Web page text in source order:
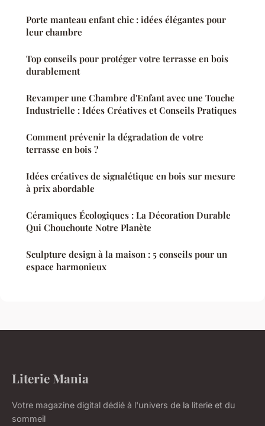
Porte manteau enfant chic : idées élégantes pour
leur chambre
Top conseils pour protéger votre terrasse en bois
durablement
Revamper une Chambre d'Enfant avec une Touche
Industrielle : Idées Créatives et Conseils Pratiques
Comment prévenir la dégradation de votre
terrasse en bois ?
Idées créatives de signalétique en bois sur mesure
à prix abordable
Céramiques Écologiques : La Décoration Durable
Qui Chouchoute Notre Planète
Sculpture design à la maison : 5 conseils pour un
espace harmonieux
Literie Mania
Votre magazine digital dédié à l'univers de la literie et du
sommeil